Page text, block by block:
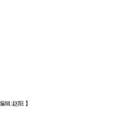
辑:赵阳 】